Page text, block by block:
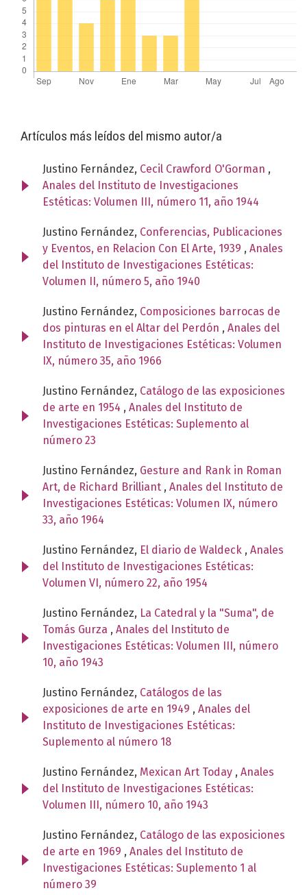
Artículos más leídos del mismo autor/a
Justino Fernández, Cecil Crawford O'Gorman ,
Anales del Instituto de Investigaciones
Estéticas: Volumen III, número 11, año 1944
Justino Fernández, Conferencias, Publicaciones
y Eventos, en Relacion Con El Arte, 1939 , Anales
del Instituto de Investigaciones Estéticas:
Volumen II, número 5, año 1940
Justino Fernández, Composiciones barrocas de
dos pinturas en el Altar del Perdón , Anales del
Instituto de Investigaciones Estéticas: Volumen
IX, número 35, año 1966
Justino Fernández, Catálogo de las exposiciones
de arte en 1954 , Anales del Instituto de
Investigaciones Estéticas: Suplemento al
número 23
Justino Fernández, Gesture and Rank in Roman
Art, de Richard Brilliant , Anales del Instituto de
Investigaciones Estéticas: Volumen IX, número
33, año 1964
Justino Fernández, El diario de Waldeck , Anales
del Instituto de Investigaciones Estéticas:
Volumen VI, número 22, año 1954
Justino Fernández, La Catedral y la "Suma", de
Tomás Gurza , Anales del Instituto de
Investigaciones Estéticas: Volumen III, número
10, año 1943
Justino Fernández, Catálogos de las
exposiciones de arte en 1949 , Anales del
Instituto de Investigaciones Estéticas:
Suplemento al número 18
Justino Fernández, Mexican Art Today , Anales
del Instituto de Investigaciones Estéticas:
Volumen III, número 10, año 1943
Justino Fernández, Catálogo de las exposiciones
de arte en 1969 , Anales del Instituto de
Investigaciones Estéticas: Suplemento 1 al
número 39